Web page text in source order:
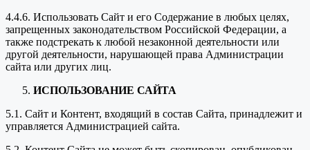
4.4.6. Использовать Сайт и его Содержание в любых целях,
запрещенных законодательством Российской Федерации, а
также подстрекать к любой незаконной деятельности или
другой деятельности, нарушающей права Администрации
сайта или других лиц.
ИСПОЛЬЗОВАНИЕ САЙТА
5.1. Сайт и Контент, входящий в состав Сайта, принадлежит и
управляется Администрацией сайта.